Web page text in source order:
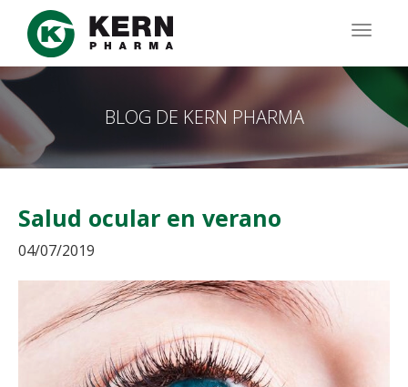
Pasar
contenido
principal
BLOG DE KERN PHARMA
Salud ocular en verano
04/07/2019